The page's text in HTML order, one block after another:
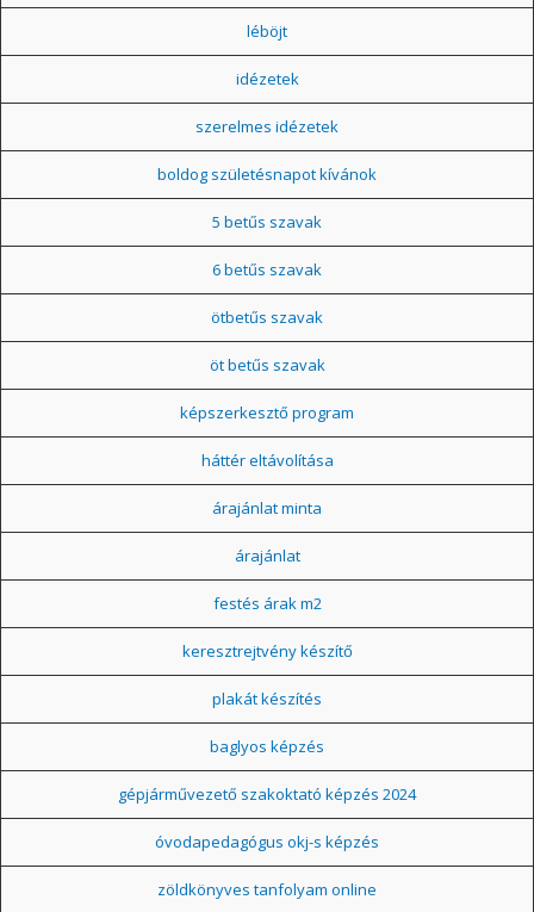
léböjt
idézetek
szerelmes idézetek
boldog születésnapot kívánok
5 betűs szavak
6 betűs szavak
ötbetűs szavak
öt betűs szavak
képszerkesztő program
háttér eltávolítása
árajánlat minta
árajánlat
festés árak m2
keresztrejtvény készítő
plakát készítés
baglyos képzés
gépjárművezető szakoktató képzés 2024
óvodapedagógus okj-s képzés
zöldkönyves tanfolyam online